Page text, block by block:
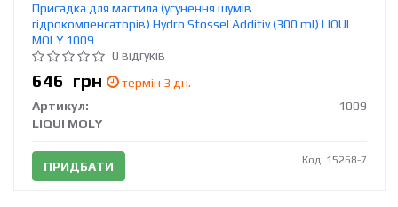
Присадка для мастила (усунення шумів
гідрокомпенсаторів) Hydro Stossel Additiv (300 ml) LIQUI
MOLY 1009
0 відгуків
646 грн
термін 3 дн.
Артикул:
1009
LIQUI MOLY
ПРИДБАТИ Код: 15268-7